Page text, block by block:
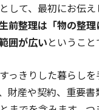
して、最初にお伝え
前整理は「物の整
囲が広いということ
っきりした暮らし
財産や契約、重要